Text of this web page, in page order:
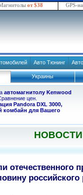
от $38 GPS-
Авто Тюнинг
Украины
автомагнитолу Kenwood
цен.
Pandora DXL 3000,
комбайн для Вашего
отечественного